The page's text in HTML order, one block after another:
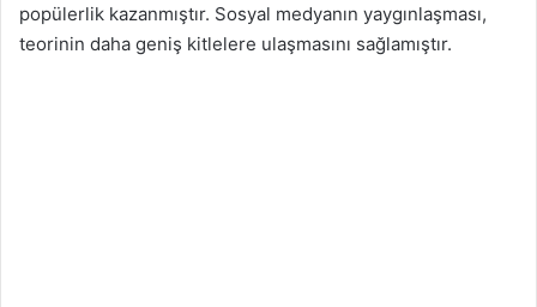
popülerlik kazanmıştır. Sosyal medyanın yaygınlaşması,
teorinin daha geniş kitlelere ulaşmasını sağlamıştır.